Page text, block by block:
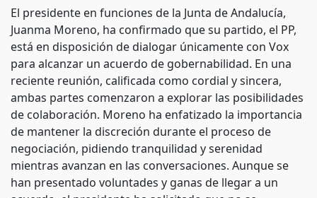
El presidente en funciones de la Junta de Andalucía,
Juanma Moreno, ha confirmado que su partido, el PP,
está en disposición de dialogar únicamente con Vox
para alcanzar un acuerdo de gobernabilidad. En una
reciente reunión, calificada como cordial y sincera,
ambas partes comenzaron a explorar las posibilidades
de colaboración. Moreno ha enfatizado la importancia
de mantener la discreción durante el proceso de
negociación, pidiendo tranquilidad y serenidad
mientras avanzan en las conversaciones. Aunque se
han presentado voluntades y ganas de llegar a un